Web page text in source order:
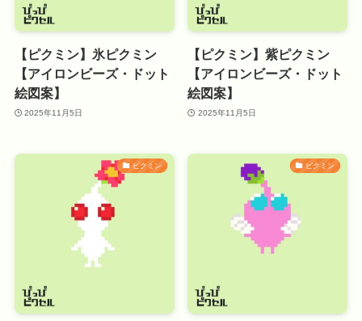
【ピクミン】氷ピクミン
【アイロンビーズ・ドット
絵図案】
2025年11月5日
【ピクミン】紫ピクミン
【アイロンビーズ・ドット
絵図案】
2025年11月5日
ピクミン ピクミン